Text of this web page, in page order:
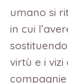
umano si
in cui
virtù e i